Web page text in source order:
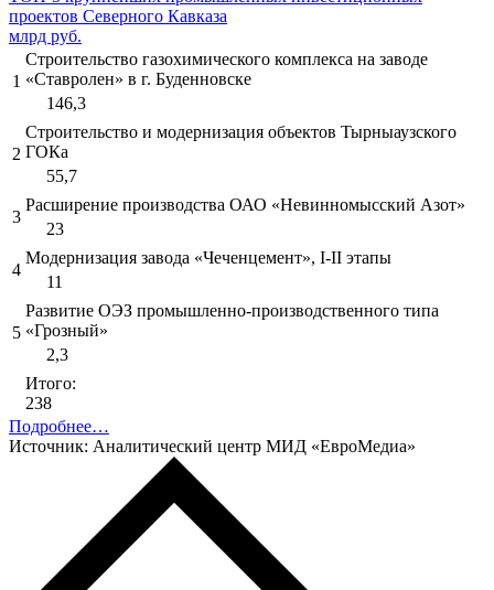
проектов Северного Кавказа
млрд руб.
1
Строительство газохимического комплекса на заводе
«Ставролен» в г. Буденновске
146,3
2
Строительство и модернизация объектов Тырныаузского
ГОКа
55,7
3
Расширение производства ОАО «Невинномысский Азот»
23
4
Модернизация завода «Чеченцемент», I-II этапы
11
5
Развитие ОЭЗ промышленно-производственного типа
«Грозный»
2,3
Итого:
238
Подробнее…
Источник: Аналитический центр МИД «ЕвроМедиа»